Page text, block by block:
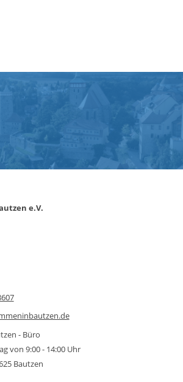
e.V.
- Büro
von 9:00 - 14:00 Uhr
Bautzen